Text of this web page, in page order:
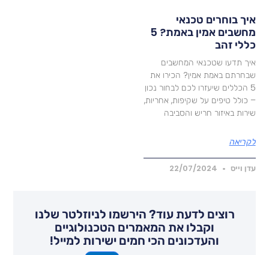
בוחרים טכנאי
מחשבים אמין באמת? 5
זהב
תדעו שטכנאי המחשבים
באמת אמין? הכירו את
5 הכללים שיעזרו לכם לבחור נכון
כולל טיפים על שקיפות, אחריות,
באיזור חריש והסביבה
וייס 22/07/2024
רוצים לדעת עוד? הירשמו לניוזלטר שלנו
וקבלו את המאמרים הטכנולוגיים
והעדכונים הכי חמים ישירות למייל!